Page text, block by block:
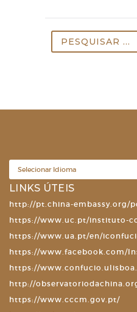
por:
LINKS ÚTEIS
http://pt.china-embassy.org/
https://www.uc.pt/instituto-
https://www.ua.pt/en/
https://www.facebook.com/
https://
http://
https://www.cccm.gov.pt/